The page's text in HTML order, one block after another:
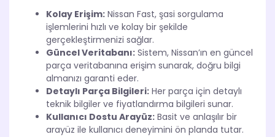
Kolay Erişim: Nissan Fast, şasi sorgulama
işlemlerini hızlı ve kolay bir şekilde
gerçekleştirmenizi sağlar.
Güncel Veritabanı: Sistem, Nissan’ın en güncel
parça veritabanına erişim sunarak, doğru bilgi
almanızı garanti eder.
Detaylı Parça Bilgileri: Her parça için detaylı
teknik bilgiler ve fiyatlandırma bilgileri sunar.
Kullanıcı Dostu Arayüz: Basit ve anlaşılır bir
arayüz ile kullanıcı deneyimini ön planda tutar.